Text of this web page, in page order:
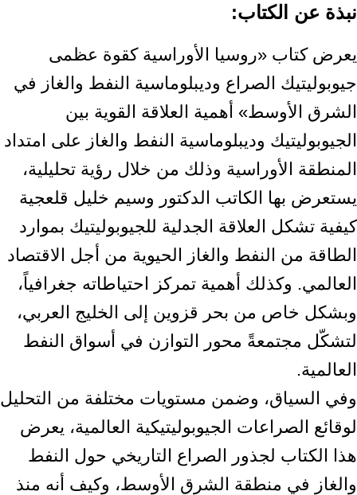
نبذة عن الكتاب:
يعرض كتاب «روسيا الأوراسية كقوة عظمى
جيوبوليتيك الصراع وديبلوماسية النفط ‏والغاز في
الشرق الأوسط» أهمية العلاقة القوية بين
الجيوبوليتيك وديبلوماسية النفط ‏والغاز على امتداد
المنطقة الأوراسية وذلك من خلال رؤية تحليلية،
يستعرض بها الكاتب ‏الدكتور وسيم خليل قلعجية
كيفية تشكل العلاقة الجدلية للجيوبوليتيك بموارد
الطاقة من ‏النفط والغاز الحيوية من أجل الاقتصاد
العالمي. وكذلك أهمية تمركز احتياطاته جغرافياً،
‏وبشكل خاص من بحر قزوين إلى الخليج العربي،
لتشكّل مجتمعةً محور التوازن في ‏أسواق النفط
العالمية.‏
وفي السياق، وضمن مستويات مختلفة من التحليل
لوقائع الصراعات الجيوبوليتيكية ‏العالمية، يعرض
هذا الكتاب لجذور الصراع التاريخي حول النفط
والغاز في منطقة الشرق ‏الأوسط، وكيف أنه منذ